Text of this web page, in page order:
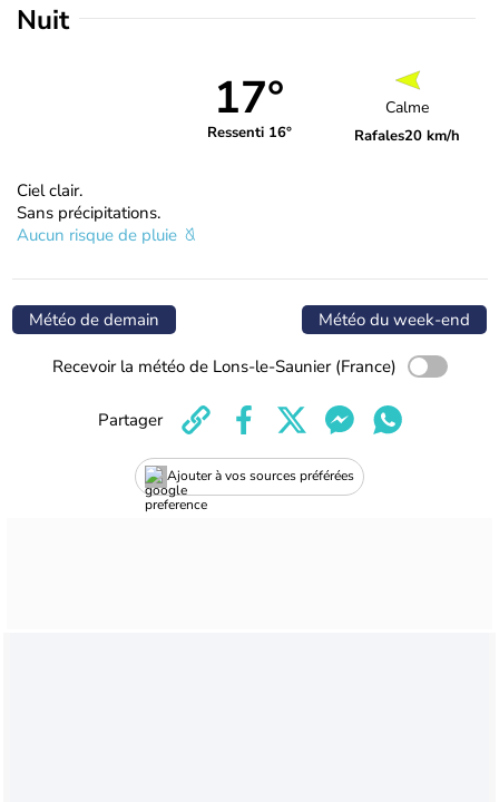
Nuit
17°
Ressenti 16°
Calme
Rafales20 km/h
Ciel clair.
Sans précipitations.
Aucun risque de pluie
Météo de demain Météo du week-end
Recevoir la météo de Lons-le-Saunier (France)
Ajouter à vos sources préférées
Partager